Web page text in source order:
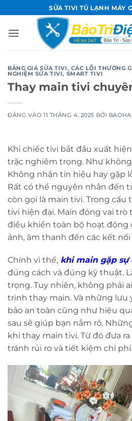
qua
nội
SỬA TIVI TỦ LẠNH MÁY
BẢNG GIÁ SỬA TIVI, CÁC LỖI THƯỜNG
NGHIỆM SỬA TIVI, SMART TIVI
Thay main tivi
ĐĂNG VÀO11 THÁNG 4, 2025 BỞI
Khi chiếc tivi bắt đầu xuất
trặc nghiêm trọng. Như
Không nhận tín hiệu hay gặp
Rất có thể nguyên nhân đến
còn gọi là main tivi. Trong cấu
tivi hiện đại. Main đóng vai trò
điều khiển toàn bộ hoạt động
ảnh, âm thanh đến các kết nối
Chính vì thế, khi main gặp sự
đúng cách và đúng kỹ thuật.
trọng. Tuy nhiên, không phải
trình thay main. Và những lưu
bảo an toàn cũng như hiệu
sau sẽ giúp bạn nắm rõ.
khi thay main tivi. Từ đó đưa
tránh rủi ro và tiết kiệm chi phí.